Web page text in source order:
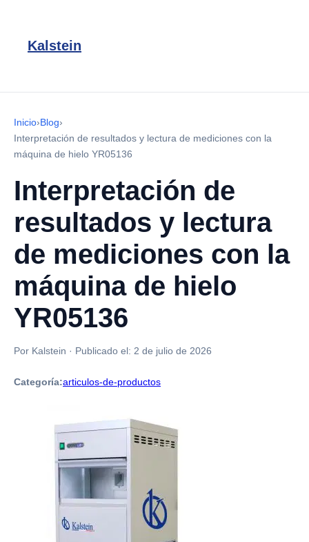
Kalstein
Inicio›Blog›
Interpretación de resultados y lectura de mediciones con la
máquina de hielo YR05136
Interpretación de
resultados y lectura
de mediciones con la
máquina de hielo
YR05136
Por Kalstein · Publicado el: 2 de julio de 2026
Categoría:articulos-de-productos